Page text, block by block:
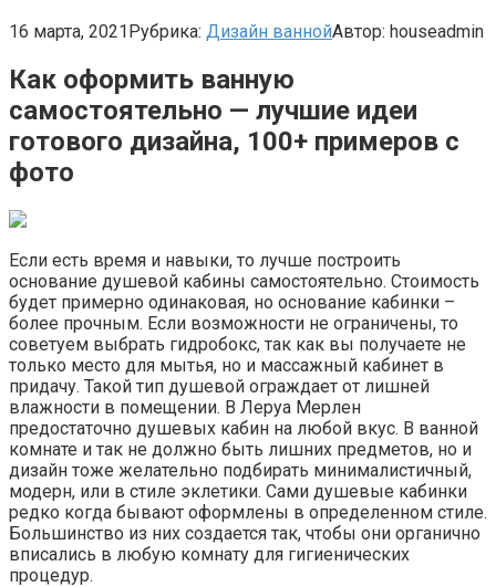
16 марта, 2021Рубрика: Дизайн ваннойАвтор: houseadmin
Как оформить ванную
самостоятельно — лучшие идеи
готового дизайна, 100+ примеров с
фото
Если есть время и навыки, то лучше построить
основание душевой кабины самостоятельно. Стоимость
будет примерно одинаковая, но основание кабинки –
более прочным. Если возможности не ограничены, то
советуем выбрать гидробокс, так как вы получаете не
только место для мытья, но и массажный кабинет в
придачу. Такой тип душевой ограждает от лишней
влажности в помещении. В Леруа Мерлен
предостаточно душевых кабин на любой вкус. В ванной
комнате и так не должно быть лишних предметов, но и
дизайн тоже желательно подбирать минималистичный,
модерн, или в стиле эклетики. Сами душевые кабинки
редко когда бывают оформлены в определенном стиле.
Большинство из них создается так, чтобы они органично
вписались в любую комнату для гигиенических
процедур.